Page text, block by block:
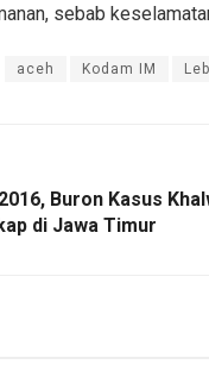
sebab
aceh Kodam IM
Buron Kasus
di Jawa Timur